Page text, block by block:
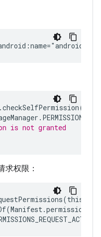
.checkSelfPermission(
.
is not granted
求权限：